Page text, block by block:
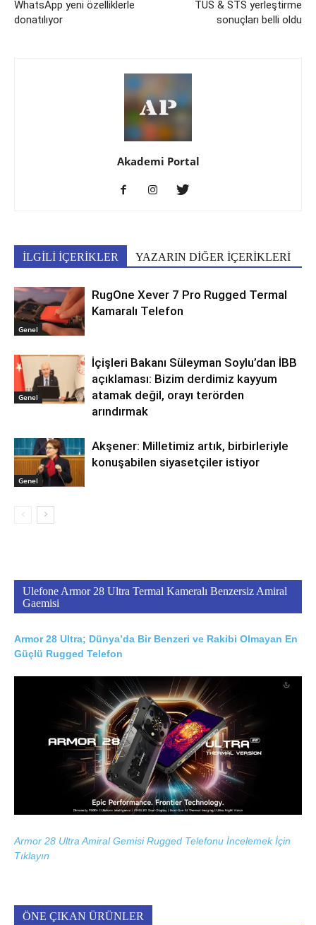
WhatsApp yeni özelliklerle
donatılıyor
TUS & STS yerleştirme
sonuçları belli oldu
Akademi Portal
İLGİLİ İÇERİKLER YAZARIN DİĞER İÇERİKLERİ
Genel
RugOne Xever 7 Pro Rugged Termal
Kamaralı Telefon
Genel
İçişleri Bakanı Süleyman Soylu’dan İBB
açıklaması: Bizim derdimiz kayyum
atamak değil, orayı terörden
arındırmak
Genel
Akşener: Milletimiz artık, birbirleriyle
konuşabilen siyasetçiler istiyor
Ulefone Armor 28 Ultra Termal Kameralı Benzersiz Amiral
Gaemisi
Armor 28 Ultra; Dünya’da Bir Benzeri ve Rakibi Olmayan En
Güçlü Rugged Telefon
Armor 28 Ultra Amiral Gemisi Rugged Telefonu İncelemek İçin
Tıklayın
ÖNE ÇIKAN ÜRÜNLER